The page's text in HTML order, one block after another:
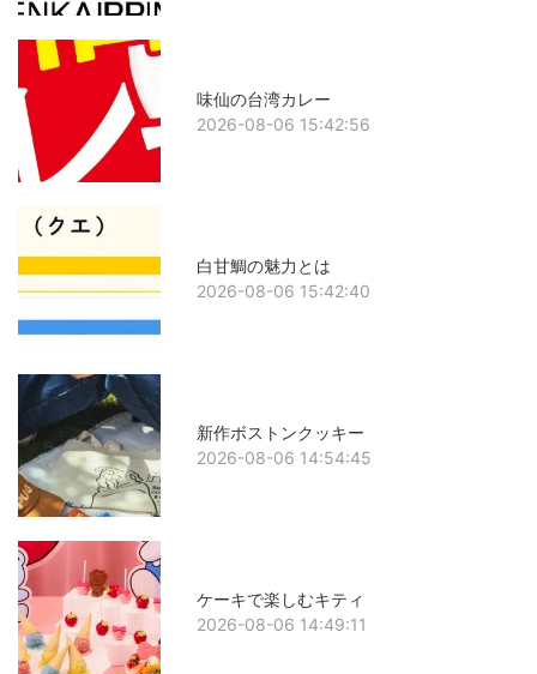
味仙の台湾カレー
2026-08-06 15:42:56
白甘鯛の魅力とは
2026-08-06 15:42:40
新作ボストンクッキー
2026-08-06 14:54:45
ケーキで楽しむキティ
2026-08-06 14:49:11